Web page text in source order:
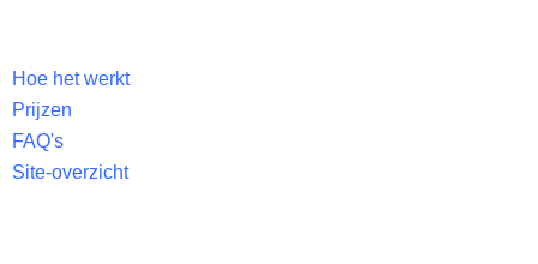
Hoe het werkt
Prijzen
FAQ's
Site-overzicht​